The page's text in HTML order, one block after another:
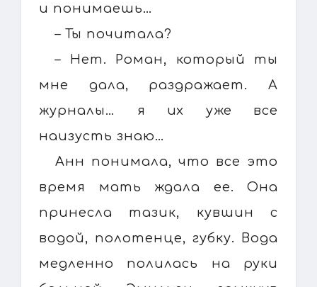
и понимаешь…
– Ты почитала?
– Нет. Роман, который ты
мне дала, раздражает. А
журналы… я их уже все
наизусть знаю…
Анн понимала, что все это
время мать ждала ее. Она
принесла тазик, кувшин с
водой, полотенце, губку. Вода
медленно полилась на руки